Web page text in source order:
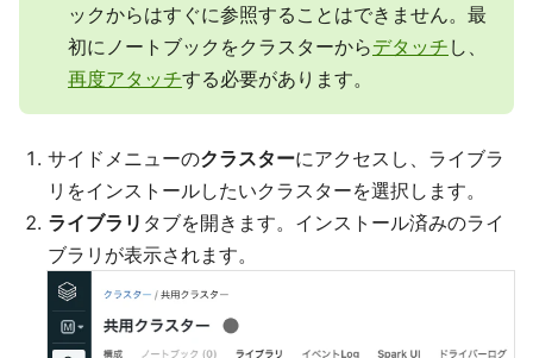
ックからはすぐに参照することはできません。最
初にノートブックをクラスターからデタッチ し、
再度アタッチする必要があります。
サイドメニューのクラスターにアクセスし、ライブラ
リをインストールしたいクラスターを選択します。
ライブラリ タブを開きます。インストール済みのライ
ブラリが表示されます。